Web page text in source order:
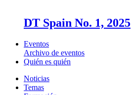
DT Spain No. 1, 2025
Eventos
Archivo de eventos
Quién es quién
Noticias
Temas